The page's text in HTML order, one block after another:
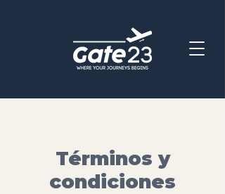
Términos y
condiciones